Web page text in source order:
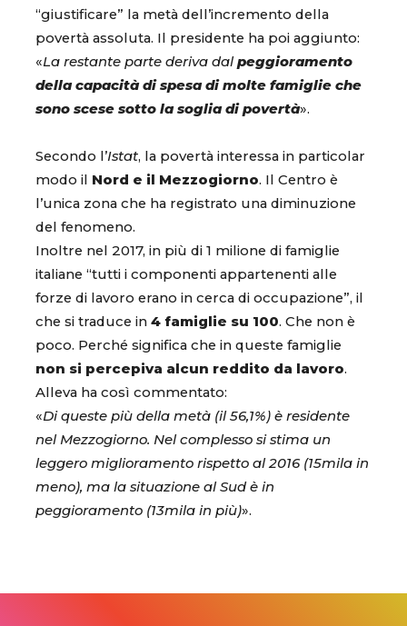
“giustificare” la metà dell’incremento della
povertà assoluta. Il presidente ha poi aggiunto:
«La restante parte deriva dalpeggioramento
della capacità di spesa di molte famiglie che
sono scese sotto la soglia di povertà».
Secondo l’Istat, la povertà interessa in particolar
modo il Nord e il Mezzogiorno. Il Centro è
l’unica zona che ha registrato una diminuzione
del fenomeno.
Inoltre nel 2017, in più di 1 milione di famiglie
italiane “tutti i componenti appartenenti alle
forze di lavoro erano in cerca di occupazione”, il
che si traduce in 4 famiglie su 100. Che non è
poco. Perché significa che in queste famiglie
non si percepiva alcun reddito da lavoro.
Alleva ha così commentato:
«Di queste più della metà (il 56,1%) è residente
nel Mezzogiorno. Nel complesso si stima un
leggero miglioramento rispetto al 2016 (15mila in
meno), ma la situazione al Sud è in
peggioramento (13mila in più)».